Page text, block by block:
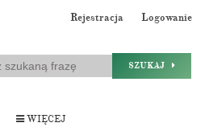
Rejestracja Logowanie
SZUKAJ
WIĘCEJ